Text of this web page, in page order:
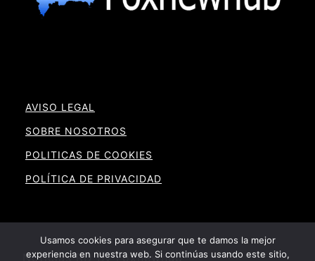
AVISO LEGAL
SOBRE NOSOTROS
POLITICAS DE COOKIES
POLÍTICA DE PRIVACIDAD
Noticias RD By Foxnewhub
Usamos cookies para asegurar que te damos la mejor
experiencia en nuestra web. Si continúas usando este sitio,